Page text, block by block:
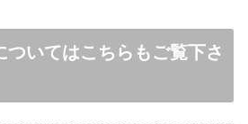
ついてはこちらもご覧下さ